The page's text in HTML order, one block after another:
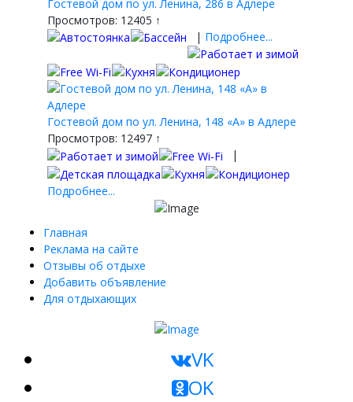
Гостевой дом по ул. Ленина, 286 в Адлере
Просмотров: 12405 ↑
| Подробнее...
Гостевой дом по ул. Ленина, 148 «А» в Адлере
Просмотров: 12497 ↑
|
Подробнее...
Главная
Реклама на сайте
Отзывы об отдыхе
Добавить объявление
Для отдыхающих
VK
OK